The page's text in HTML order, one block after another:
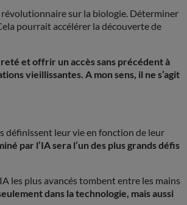
révolutionnaire sur la biologie. Déterminer
pourrait accélérer la découverte de
et offrir un accès sans précédent à
vieillissantes. A mon sens, il ne s’agit
définissent leur vie en fonction de leur
par l’IA sera l’un des plus grands défis
les plus avancés tombent entre les mains
dans la technologie, mais aussi